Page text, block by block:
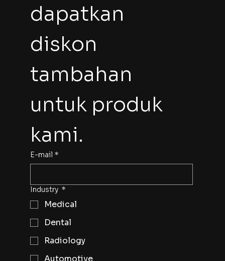
dapatkan
diskon
tambahan
untuk produk
kami.
E-mail *
Industry *
Medical
Dental
Radiology
Automotive